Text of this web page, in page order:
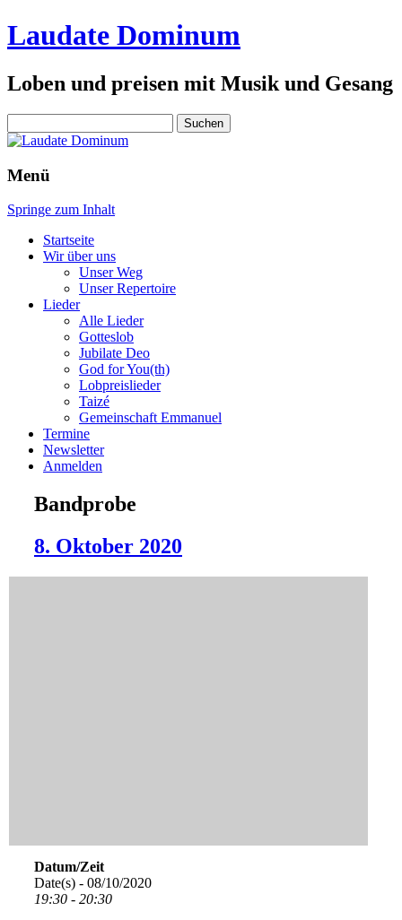
Laudate Dominum
Loben und preisen mit Musik und Gesang
nach:
Menü
Springe zum Inhalt
Startseite
Wir über uns
Unser Weg
Unser Repertoire
Lieder
Alle Lieder
Gotteslob
Jubilate Deo
God for You(th)
Lobpreislieder
Taizé
Gemeinschaft Emmanuel
Termine
Newsletter
Anmelden
Bandprobe
8. Oktober 2020
Datum/Zeit
Date(s) - 08/10/2020
19:30 - 20:30